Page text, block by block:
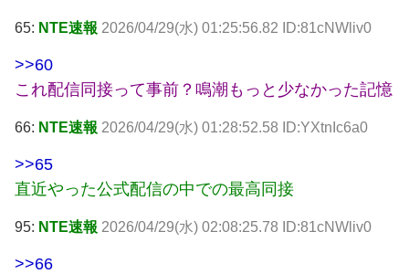
65: NTE速報 2026/04/29(水) 01:25:56.82 ID:81cNWliv0
>>60
これ配信同接って事前？鳴潮もっと少なかった記憶
66: NTE速報 2026/04/29(水) 01:28:52.58 ID:YXtnIc6a0
>>65
直近やった公式配信の中での最高同接
95: NTE速報 2026/04/29(水) 02:08:25.78 ID:81cNWliv0
>>66